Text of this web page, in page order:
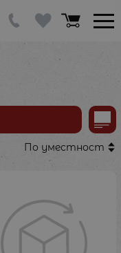
По уместност